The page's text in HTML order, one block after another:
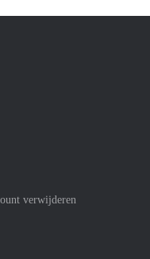
verwijderen
af met Meastro